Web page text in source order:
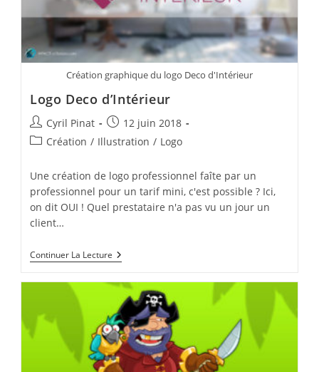
Création graphique du logo Deco d'Intérieur
Logo Deco d’Intérieur
Auteur/autrice
de
Cyril Pinat
Publication
publiée :
12 juin 2018
PostCréation / Illustration / Logo
Une création de logo professionnel faîte par un
professionnel pour un tarif mini, c'est possible ? Ici,
on dit OUI ! Quel prestataire n'a pas vu un jour un
client…
Continuer La Lecture Logo
Deco